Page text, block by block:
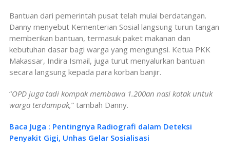
Bantuan dari pemerintah pusat telah mulai berdatangan.
Danny menyebut Kementerian Sosial langsung turun tangan
memberikan bantuan, termasuk paket makanan dan
kebutuhan dasar bagi warga yang mengungsi. Ketua PKK
Makassar, Indira Ismail, juga turut menyalurkan bantuan
secara langsung kepada para korban banjir.
“OPD juga tadi kompak membawa 1.200an nasi kotak untuk
warga terdampak,” tambah Danny.
Baca Juga : Pentingnya Radiografi dalam Deteksi
Penyakit Gigi, Unhas Gelar Sosialisasi